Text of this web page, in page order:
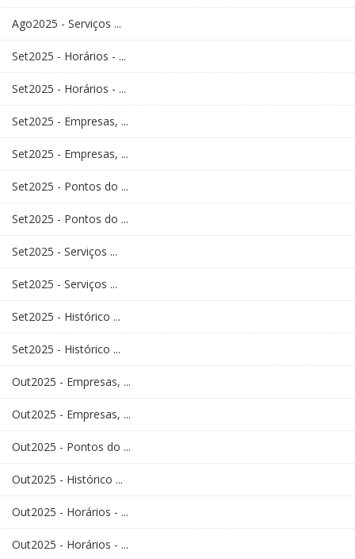
Ago2025 - Serviços ...
Set2025 - Horários - ...
Set2025 - Horários - ...
Set2025 - Empresas, ...
Set2025 - Empresas, ...
Set2025 - Pontos do ...
Set2025 - Pontos do ...
Set2025 - Serviços ...
Set2025 - Serviços ...
Set2025 - Histórico ...
Set2025 - Histórico ...
Out2025 - Empresas, ...
Out2025 - Empresas, ...
Out2025 - Pontos do ...
Out2025 - Histórico ...
Out2025 - Horários - ...
Out2025 - Horários - ...